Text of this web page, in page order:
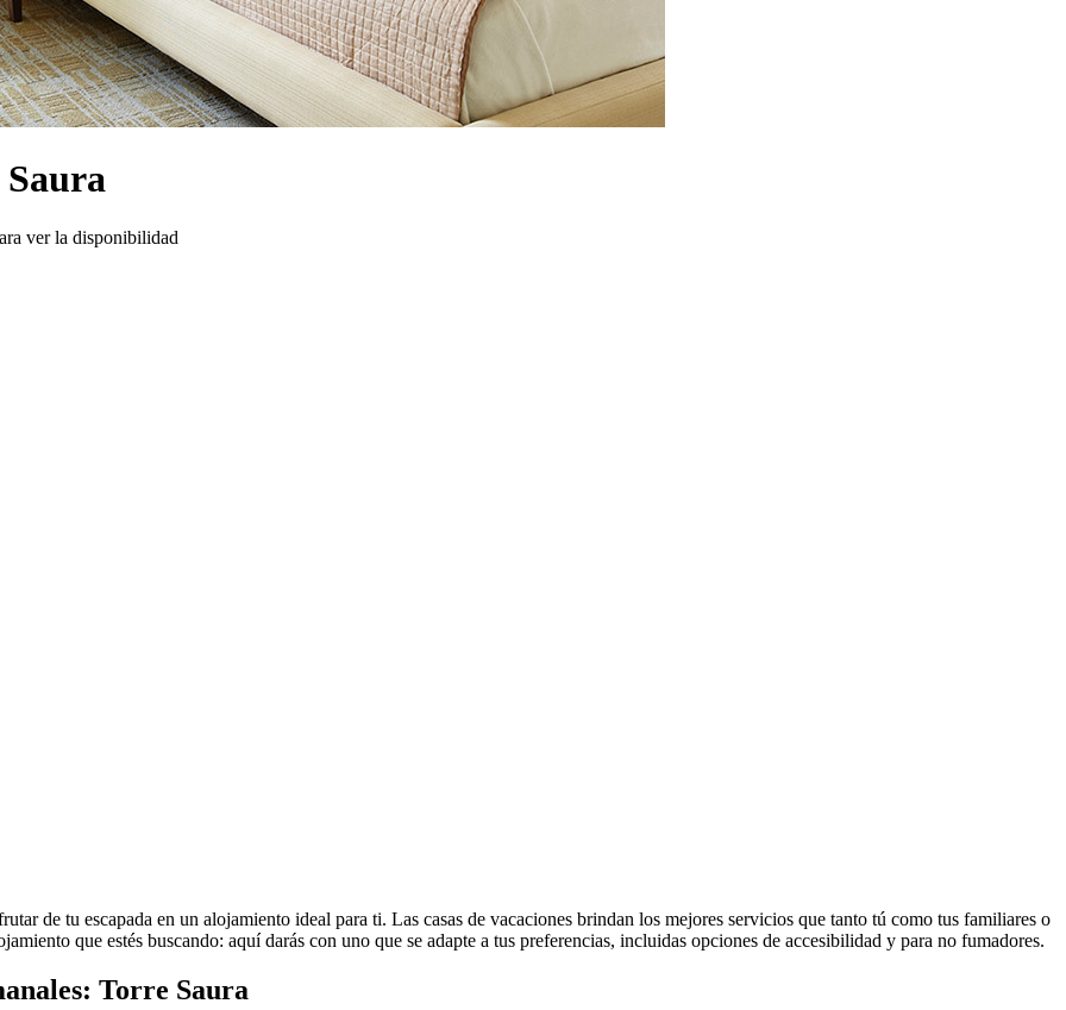
ver la disponibilidad
de tu escapada en un alojamiento ideal para ti. Las casas de vacaciones brindan los mejores servicios que tanto tú como tus familiares o
que estés buscando: aquí darás con uno que se adapte a tus preferencias, incluidas opciones de accesibilidad y para no fumadores.
Torre Saura